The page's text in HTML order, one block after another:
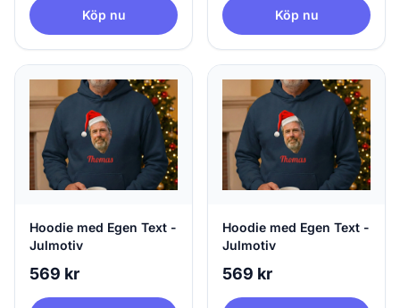
Köp nu Köp nu
Hoodie med Egen Text -
Julmotiv
569 kr
Hoodie med Egen Text -
Julmotiv
569 kr